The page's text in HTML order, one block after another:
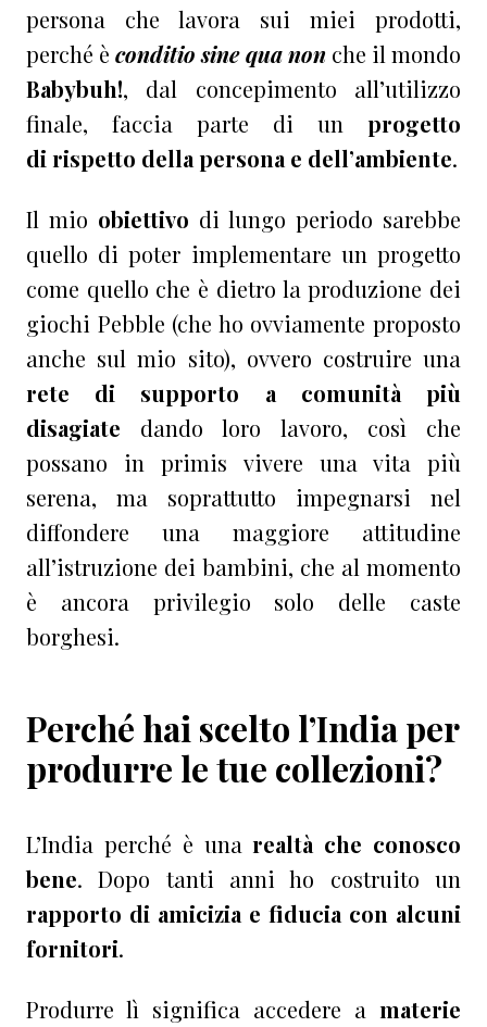
persona che lavora sui miei prodotti,
perché èconditio sine qua nonche il mondo
Babybuh!, dal concepimento all’utilizzo
finale, faccia parte di un progetto
di rispetto della persona e dell’ambiente.
Il mio obiettivo di lungo periodo sarebbe
quello di poter implementare un progetto
come quello che è dietro la produzione dei
giochi Pebble (che ho ovviamente proposto
anche sul mio sito), ovvero costruire una
rete di supporto a comunità più
disagiate dando loro lavoro, così che
possano in primis vivere una vita più
serena, ma soprattutto impegnarsi nel
diffondere una maggiore attitudine
all’istruzione dei bambini, che al momento
è ancora privilegio solo delle caste
borghesi.
Perché hai scelto l’India per
produrre le tue collezioni?
L’India perché è unarealtà che conosco
bene. Dopo tanti anni ho costruito un
rapporto di amicizia e fiducia con alcuni
fornitori.
Produrre lì significa accedere a materie